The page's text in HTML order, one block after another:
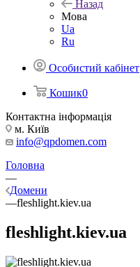
Назад
Мова
Ua
Ru
Особистий кабінет
Кошик0
Контактна інформація
м. Київ
info@qpdomen.com
Головна
—
Домени
—fleshlight.kiev.ua
fleshlight.kiev.ua